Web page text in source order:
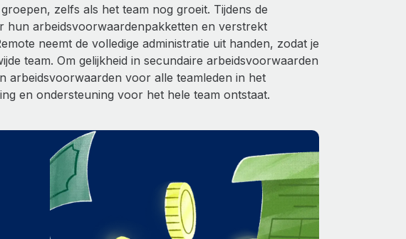
zelfs als het team nog groeit. Tijdens de
hun arbeidsvoorwaardenpakketten en verstrekt
neemt de volledige administratie uit handen, zodat je
team. Om gelijkheid in secundaire arbeidsvoorwaarden
arbeidsvoorwaarden voor alle teamleden in het
en ondersteuning voor het hele team ontstaat.